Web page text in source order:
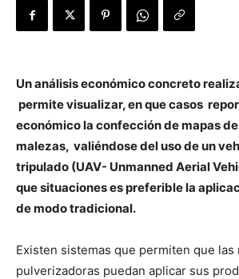
Un análisis económico concreto
permite visualizar, en que casos
económico la confección de mapas
malezas, valiéndose del uso de un
tripulado (UAV- Unmanned Aerial
que situaciones es preferible la
de modo tradicional.
Existen sistemas que permiten que las
pulverizadoras puedan aplicar sus